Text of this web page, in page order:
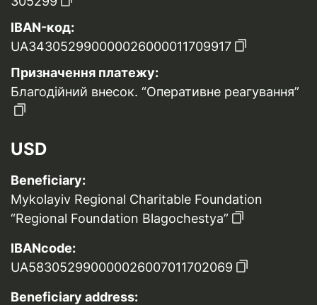
IBAN-код:
UA343052990000026000011709917
Призначення платежу:
Благодійний внесок. “Оперативне реагування”
USD
Beneficiary:
Mykolayiv Regional Charitable Foundation
“Regional Foundation Blagochestya”
IBANcode:
UA583052990000026007011702069
Beneficiary address: